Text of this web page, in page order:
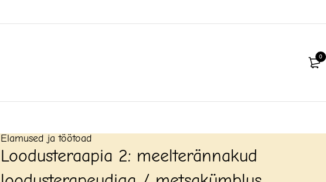
0
Elamused ja töötoad
Loodusteraapia 2: meelterännakud